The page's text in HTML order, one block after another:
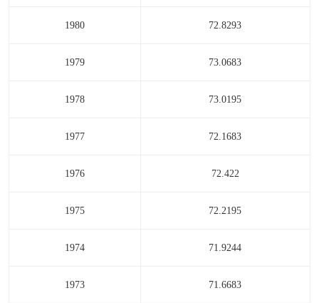
1980 72.8293
1979 73.0683
1978 73.0195
1977 72.1683
1976 72.422
1975 72.2195
1974 71.9244
1973 71.6683